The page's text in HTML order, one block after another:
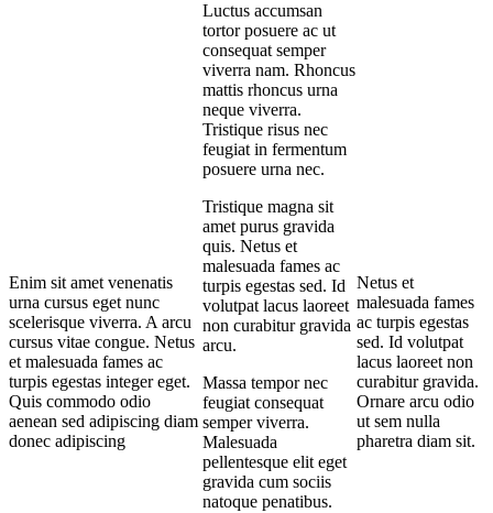
Enim sit amet venenatis
urna cursus eget nunc
scelerisque viverra. A arcu
cursus vitae congue. Netus
et malesuada fames ac
turpis egestas integer eget.
Quis commodo odio
aenean sed adipiscing diam
donec adipiscing
Luctus accumsan
tortor posuere ac ut
consequat semper
viverra nam. Rhoncus
mattis rhoncus urna
neque viverra.
Tristique risus nec
feugiat in fermentum
posuere urna nec.
Tristique magna sit
amet purus gravida
quis. Netus et
malesuada fames ac
turpis egestas sed. Id
volutpat lacus laoreet
non curabitur gravida
arcu.
Massa tempor nec
feugiat consequat
semper viverra.
Malesuada
pellentesque elit eget
gravida cum sociis
natoque penatibus.
Netus et
malesuada fames
ac turpis egestas
sed. Id volutpat
lacus laoreet non
curabitur gravida.
Ornare arcu odio
ut sem nulla
pharetra diam sit.